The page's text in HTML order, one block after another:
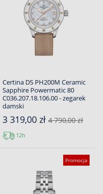
Certina DS PH200M Ceramic
Sapphire Powermatic 80
C036.207.18.106.00 - zegarek
damski
3 319,00 zł 4 790,00 zł
12h
Promocja